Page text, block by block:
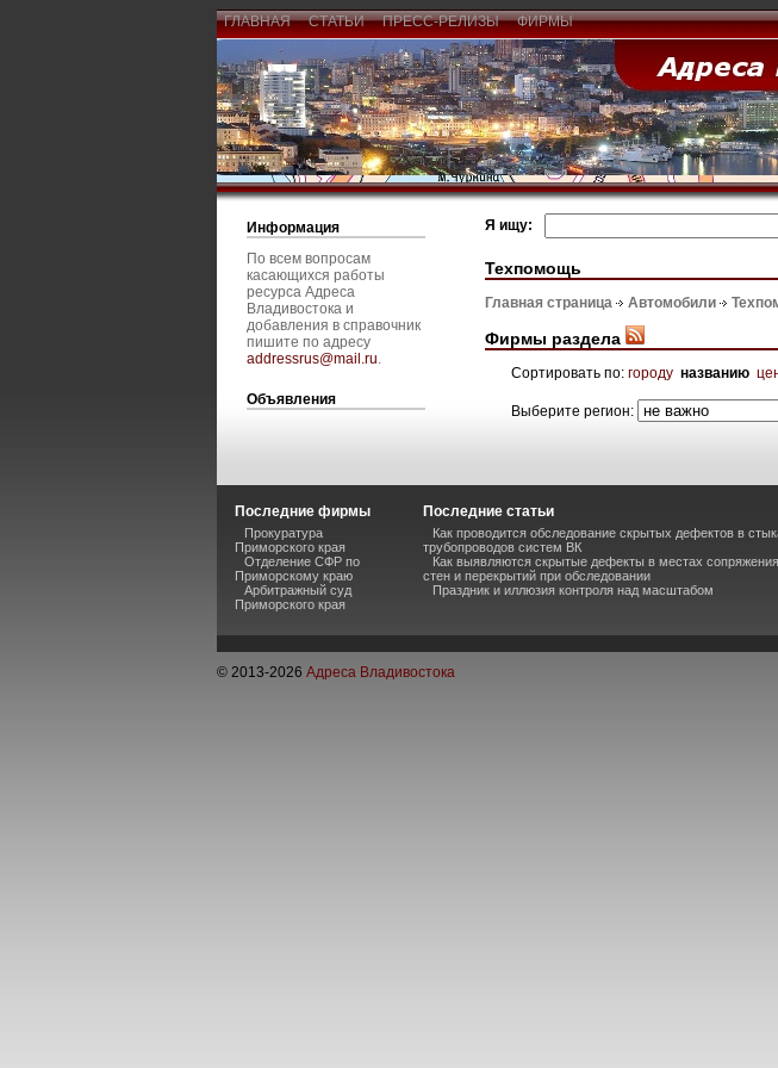
ГЛАВНАЯ СТАТЬИ ПРЕСС-РЕЛИЗЫ ФИРМЫ
Информация
По всем вопросам
касающихся работы
ресурса Адреса
Владивостока и
добавления в справочник
пишите по адресу
addressrus@mail.ru.
Объявления
Я ищу:
Техпомощь
Главная страница Автомобили
Фирмы раздела
Сортировать по: городу названию
Выберите регион:
Последние фирмы
Прокуратура
Приморского края
Отделение СФР по
Приморскому краю
Арбитражный суд
Приморского края
Последние статьи
Как проводится обследование скрытых дефектов в
трубопроводов систем ВК
Как выявляются скрытые дефекты в местах сопряжения
стен и перекрытий при обследовании
Праздник и иллюзия контроля над масштабом
© 2013-2026 Адреса Владивостока